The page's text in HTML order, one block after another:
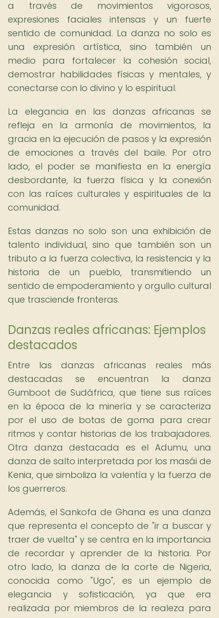
a través de movimientos vigorosos,
expresiones faciales intensas y un fuerte
sentido de comunidad. La danza no solo es
una expresión artística, sino también un
medio para fortalecer la cohesión social,
demostrar habilidades físicas y mentales, y
conectarse con lo divino y lo espiritual.
La elegancia en las danzas africanas se
refleja en la armonía de movimientos, la
gracia en la ejecución de pasos y la expresión
de emociones a través del baile. Por otro
lado, el poder se manifiesta en la energía
desbordante, la fuerza física y la conexión
con las raíces culturales y espirituales de la
comunidad.
Estas danzas no solo son una exhibición de
talento individual, sino que también son un
tributo a la fuerza colectiva, la resistencia y la
historia de un pueblo, transmitiendo un
sentido de empoderamiento y orgullo cultural
que trasciende fronteras.
Danzas reales africanas: Ejemplos
destacados
Entre las danzas africanas reales más
destacadas se encuentran la danza
Gumboot de Sudáfrica, que tiene sus raíces
en la época de la minería y se caracteriza
por el uso de botas de goma para crear
ritmos y contar historias de los trabajadores.
Otra danza destacada es el Adumu, una
danza de salto interpretada por los masái de
Kenia, que simboliza la valentía y la fuerza de
los guerreros.
Además, el Sankofa de Ghana es una danza
que representa el concepto de "ir a buscar y
traer de vuelta" y se centra en la importancia
de recordar y aprender de la historia. Por
otro lado, la danza de la corte de Nigeria,
conocida como "Ugo", es un ejemplo de
elegancia y sofisticación, ya que era
realizada por miembros de la realeza para